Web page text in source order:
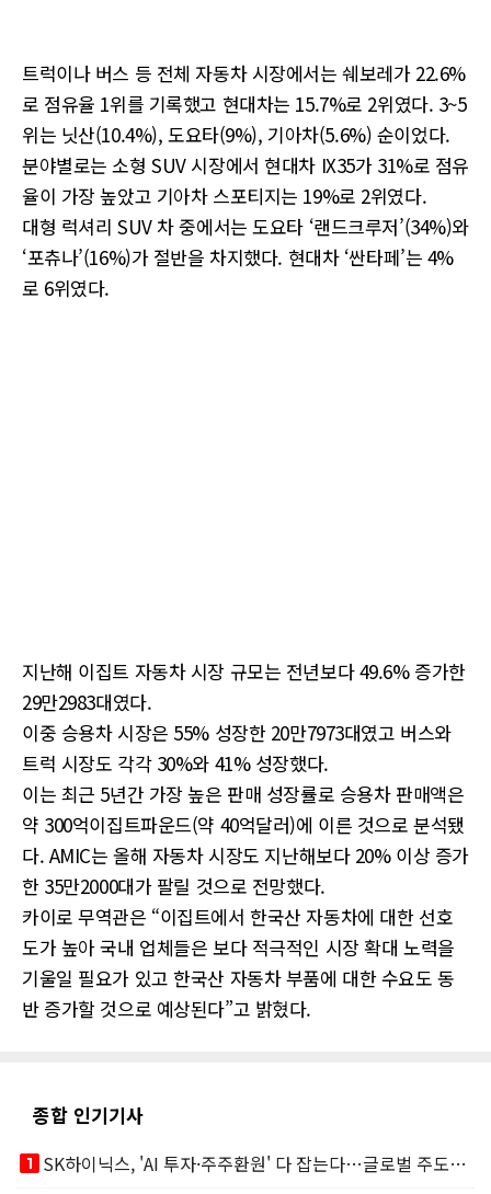
트럭이나 버스 등 전체 자동차 시장에서는 쉐보레가 22.6%
로 점유율 1위를 기록했고 현대차는 15.7%로 2위였다. 3~5
위는 닛산(10.4%), 도요타(9%), 기아차(5.6%) 순이었다.
분야별로는 소형 SUV 시장에서 현대차 IX35가 31%로 점유
율이 가장 높았고 기아차 스포티지는 19%로 2위였다.
대형 럭셔리 SUV 차 중에서는 도요타 ‘랜드크루저’(34%)와
‘포츄나’(16%)가 절반을 차지했다. 현대차 ‘싼타페’는 4%
로 6위였다.
지난해 이집트 자동차 시장 규모는 전년보다 49.6% 증가한
29만2983대였다.
이중 승용차 시장은 55% 성장한 20만7973대였고 버스와
트럭 시장도 각각 30%와 41% 성장했다.
이는 최근 5년간 가장 높은 판매 성장률로 승용차 판매액은
약 300억이집트파운드(약 40억달러)에 이른 것으로 분석됐
다. AMIC는 올해 자동차 시장도 지난해보다 20% 이상 증가
한 35만2000대가 팔릴 것으로 전망했다.
카이로 무역관은 “이집트에서 한국산 자동차에 대한 선호
도가 높아 국내 업체들은 보다 적극적인 시장 확대 노력을
기울일 필요가 있고 한국산 자동차 부품에 대한 수요도 동
반 증가할 것으로 예상된다”고 밝혔다.
종합 인기기사
looks_one
SK하이닉스, 'AI 투자·주주환원' 다 잡는다…글로벌 주도권 굳히기